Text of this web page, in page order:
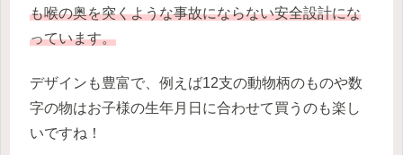
も喉の奥を突くような事故にならない安全設計にな
っています。
デザインも豊富で、例えば12支の動物柄のものや数
字の物はお子様の生年月日に合わせて買うのも楽し
いですね！